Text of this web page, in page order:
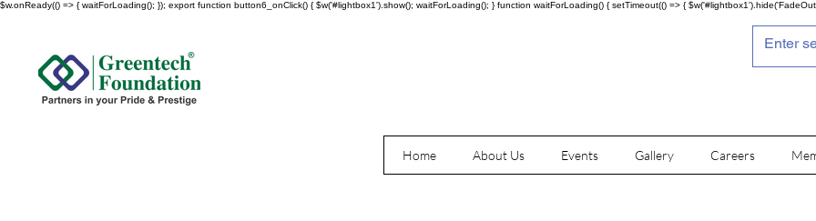
$w.onReady(() => { waitForLoading(); }); export function button6_onClick() { $w('#lightbox1').show(); waitForLoading(); } function waitForLoading() { setTimeout(() => {
Home About Us Events Gallery Careers